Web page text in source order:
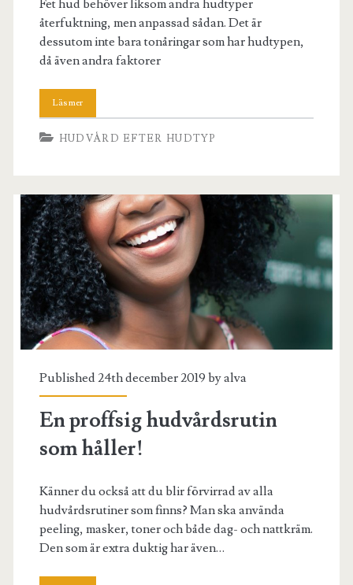
Fet hud behöver liksom andra hudtyper
återfuktning, men anpassad sådan. Det är
dessutom inte bara tonåringar som har hudtypen,
då även andra faktorer
HUDVÅRD EFTER HUDTYP
Published 24th december 2019 byalva
En proffsig hudvårdsrutin
som håller!
Känner du också att du blir förvirrad av alla
hudvårdsrutiner som finns? Man ska använda
peeling, masker, toner och både dag- och nattkräm.
Den som är extra duktig har även…